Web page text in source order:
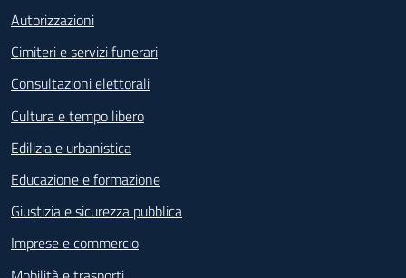
Autorizzazioni
Cimiteri e servizi funerari
Consultazioni elettorali
Cultura e tempo libero
Edilizia e urbanistica
Educazione e formazione
Giustizia e sicurezza pubblica
Imprese e commercio